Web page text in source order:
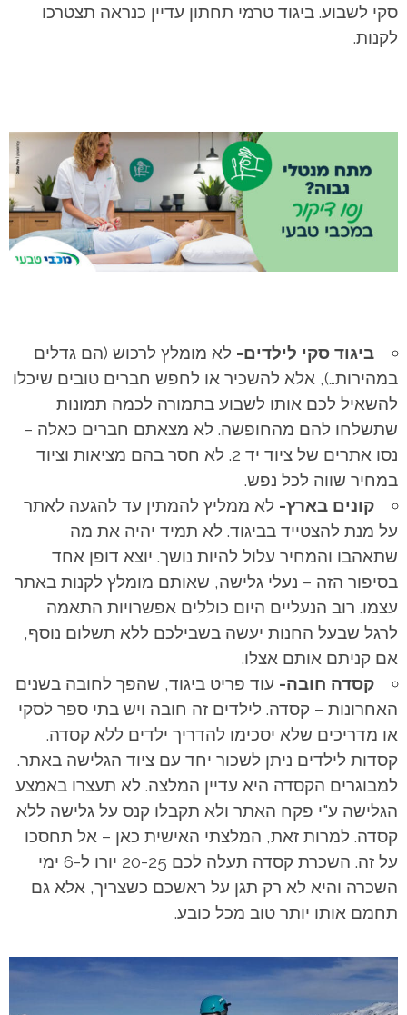
סקי לשבוע. ביגוד טרמי תחתון עדיין כנראה תצטרכו
לקנות.
ביגוד סקי לילדים- לא מומלץ לרכוש (הם גדלים
במהירות…), אלא להשכיר או לחפש חברים טובים שיכלו
להשאיל לכם אותו לשבוע בתמורה לכמה תמונות
שתשלחו להם מהחופשה. לא מצאתם חברים כאלה –
נסו אתרים של ציוד יד 2. לא חסר בהם מציאות וציוד
במחיר שווה לכל נפש.
קונים בארץ- לא ממליץ להמתין עד להגעה לאתר
על מנת להצטייד בביגוד. לא תמיד יהיה את מה
שתאהבו והמחיר עלול להיות נושך. יוצא דופן אחד
בסיפור הזה – נעלי גלישה, שאותם מומלץ לקנות באתר
עצמו. רוב הנעליים היום כוללים אפשרויות התאמה
לרגל שבעל החנות יעשה בשבילכם ללא תשלום נוסף,
אם קניתם אותם אצלו.
קסדה חובה- עוד פריט ביגוד, שהפך לחובה בשנים
האחרונות – קסדה. לילדים זה חובה ויש בתי ספר לסקי
או מדריכים שלא יסכימו להדריך ילדים ללא קסדה.
קסדות לילדים ניתן לשכור יחד עם ציוד הגלישה באתר.
למבוגרים הקסדה היא עדיין המלצה. לא תעצרו באמצע
הגלישה ע"י פקח האתר ולא תקבלו קנס על גלישה ללא
קסדה. למרות זאת, המלצתי האישית כאן – אל תחסכו
על זה. השכרת קסדה תעלה לכם 20-25 יורו ל-6 ימי
השכרה והיא לא רק תגן על ראשכם כשצריך, אלא גם
תחמם אותו יותר טוב מכל כובע.